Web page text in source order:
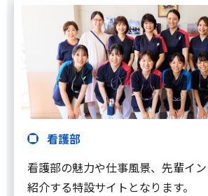
看護部
看護部の魅力や仕事風景、先輩イ
紹介する特設サイトとなります。